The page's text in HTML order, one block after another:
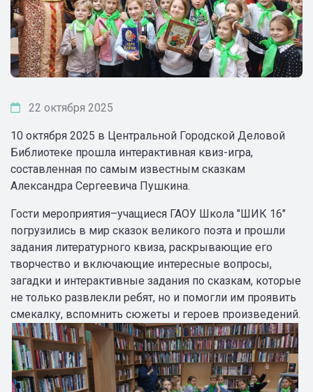
22 октября 2025
10 октября 2025 в Центральной Городской Деловой
Библиотеке прошла интерактивная квиз-игра,
составленная по самым известным сказкам
Александра Сергеевича Пушкина.
Гости мероприятия–учащиеся ГАОУ Школа "ШИК 16"
погрузились в мир сказок великого поэта и прошли
задания литературного квиза, раскрывающие его
творчество и включающие интересные вопросы,
загадки и интерактивные задания по сказкам, которые
не только развлекли ребят, но и помогли им проявить
смекалку, вспомнить сюжеты и героев произведений.